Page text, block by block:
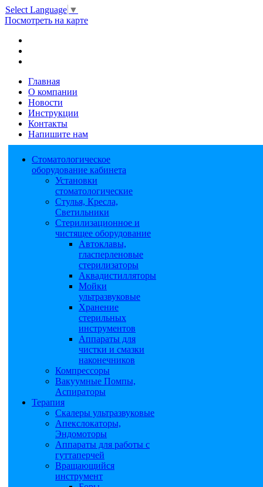
Select Language ▼
Посмотреть на карте
Главная
О компании
Новости
Инструкции
Контакты
Напишите нам
Стоматологическое
оборудование кабинета
Установки
стоматологические
Стулья, Кресла,
Светильники
Стерилизационное и
чистящее оборудование
Автоклавы,
гласперленовые
стерилизаторы
Аквадистилляторы
Мойки
ультразвуковые
Хранение
стерильных
инструментов
Аппараты для
чистки и смазки
наконечников
Компрессоры
Вакуумные Помпы,
Аспираторы
Терапия
Скалеры ультразвуковые
Апекслокаторы,
Эндомоторы
Аппараты для работы с
гуттаперчей
Вращающийся
инструмент